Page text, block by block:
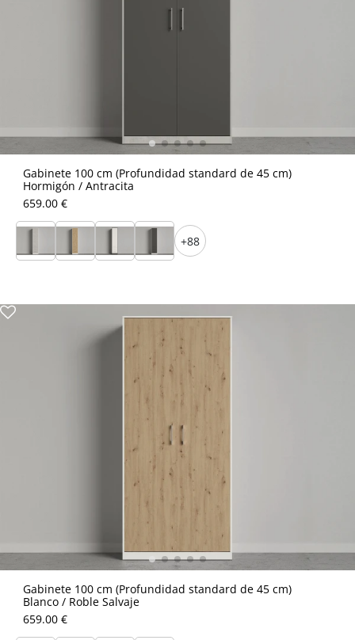
Gabinete 100 cm (Profundidad standard de 45 cm)
Hormigón / Antracita
659.00 €
+88
Gabinete 100 cm (Profundidad standard de 45 cm)
Blanco / Roble Salvaje
659.00 €